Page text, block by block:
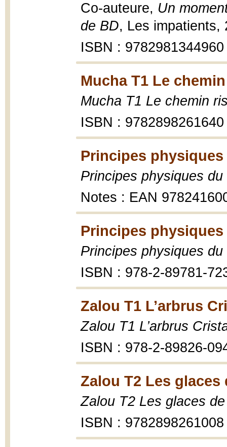
Co-auteure, Un
de BD, Les impatients,
ISBN : 9782981344960
Mucha T1 Le
Mucha T1 Le chemin
ISBN : 9782898261640
Principes
Principes physiques
Notes : EAN
Principes
Principes physiques
ISBN : 978-2-89781-
Zalou T1 L’arbrus
Zalou T1 L’arbrus
ISBN : 978-2-89826-
Zalou T2 Les glaces
Zalou T2 Les glaces
ISBN : 9782898261008